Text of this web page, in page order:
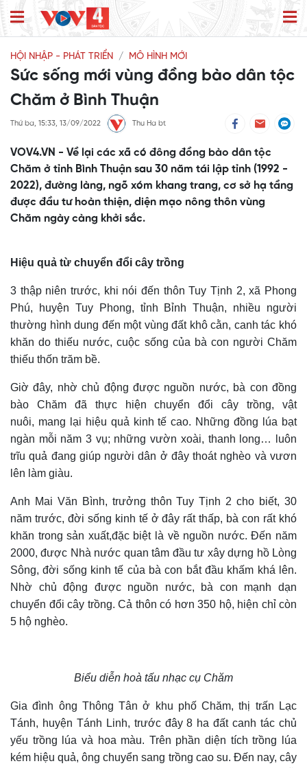
HỘI NHẬP - PHÁT TRIỂN MÔ HÌNH MỚI
Sức sống mới vùng đồng bào dân tộc
Chăm ở Bình Thuận
Thứ ba, 15:33, 13/09/2022 Thu Ha bt
VOV4.VN - Về lại các xã có đông đồng bào dân tộc
Chăm ở tỉnh Bình Thuận sau 30 năm tái lập tỉnh (1992 -
2022), đường làng, ngõ xóm khang trang, cơ sở hạ tầng
được đầu tư hoàn thiện, diện mạo nông thôn vùng
Chăm ngày càng khởi sắc.
Hiệu quả từ chuyển đổi cây trồng
3 thập niên trước, khi nói đến thôn Tuy Tịnh 2, xã Phong
Phú, huyện Tuy Phong, tỉnh Bỉnh Thuận, nhiều người
thường hình dung đến một vùng đất khô cằn, canh tác khó
khăn do thiếu nước, cuộc sống của bà con người Chăm
thiếu thốn trăm bề.
Giờ đây, nhờ chủ động được nguồn nước, bà con đồng
bào Chăm đã thực hiện chuyển đổi cây trồng, vật
nuôi, mang lại hiệu quả kinh tế cao. Những đồng lúa bạt
ngàn mỗi năm 3 vụ; những vườn xoài, thanh long… luôn
trĩu quả đang giúp người dân ở đây thoát nghèo và vươn
lên làm giàu.
Anh Mai Văn Bình, trưởng thôn Tuy Tịnh 2 cho biết, 30
năm trước, đời sống kinh tế ở đây rất thấp, bà con rất khó
khăn trong sản xuất,đặc biệt là về nguồn nước. Đến năm
2000, được Nhà nước quan tâm đầu tư xây dựng hồ Lòng
Sông, đời sống kinh tế của bà con bắt đầu khấm khá lên.
Nhờ chủ động được nguồn nước, bà con mạnh dạn
chuyển đổi cây trồng. Cả thôn có hơn 350 hộ, hiện chỉ còn
5 hộ nghèo.
Biểu diễn hoà tấu nhạc cụ Chăm
Gia đình ông Thông Tân ở khu phố Chăm, thị trấn Lạc
Tánh, huyện Tánh Linh, trước đây 8 ha đất canh tác chủ
yếu trồng lúa và hoa màu. Trên phần diện tích trồng lúa
kém hiệu quả, ông chuyển sang trồng cao su. Đến nay, cây